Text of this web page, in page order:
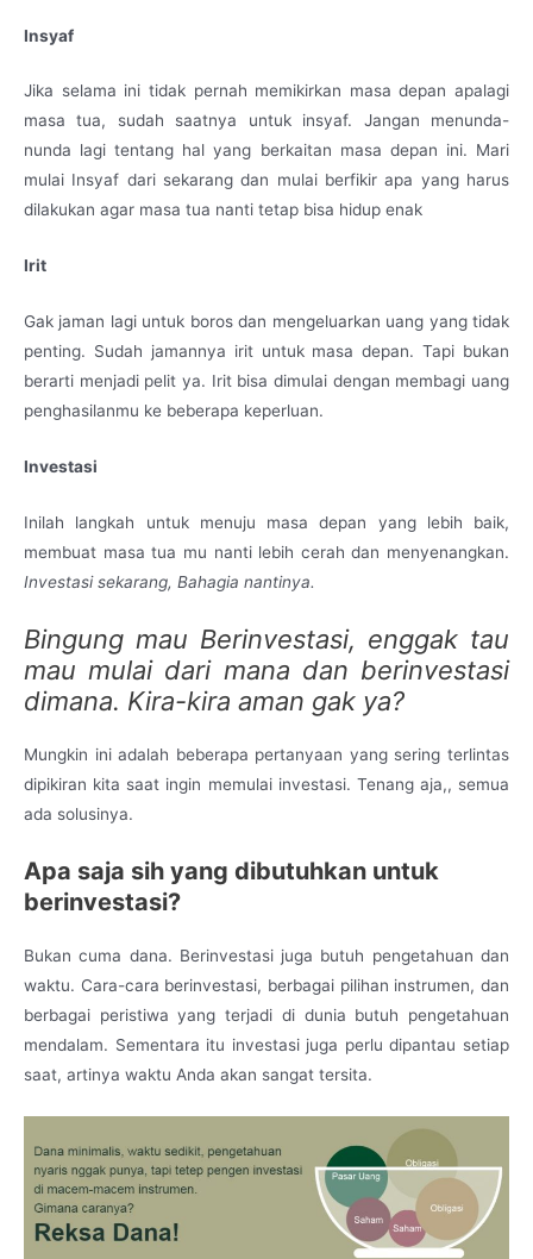
Insyaf
Jika selama ini tidak pernah memikirkan masa depan apalagi
masa tua, sudah saatnya untuk insyaf. Jangan menunda-
nunda lagi tentang hal yang berkaitan masa depan ini. Mari
mulai Insyaf dari sekarang dan mulai berfikir apa yang harus
dilakukan agar masa tua nanti tetap bisa hidup enak
Irit
Gak jaman lagi untuk boros dan mengeluarkan uang yang tidak
penting. Sudah jamannya irit untuk masa depan. Tapi bukan
berarti menjadi pelit ya. Irit bisa dimulai dengan membagi uang
penghasilanmu ke beberapa keperluan.
Investasi
Inilah langkah untuk menuju masa depan yang lebih baik,
membuat masa tua mu nanti lebih cerah dan menyenangkan.
Investasi sekarang, Bahagia nantinya.
Bingung mau Berinvestasi, enggak tau
mau mulai dari mana dan berinvestasi
dimana. Kira-kira aman gak ya?
Mungkin ini adalah beberapa pertanyaan yang sering terlintas
dipikiran kita saat ingin memulai investasi. Tenang aja,, semua
ada solusinya.
Apa saja sih yang dibutuhkan untuk
berinvestasi?
Bukan cuma dana. Berinvestasi juga butuh pengetahuan dan
waktu. Cara-cara berinvestasi, berbagai pilihan instrumen, dan
berbagai peristiwa yang terjadi di dunia butuh pengetahuan
mendalam. Sementara itu investasi juga perlu dipantau setiap
saat, artinya waktu Anda akan sangat tersita.